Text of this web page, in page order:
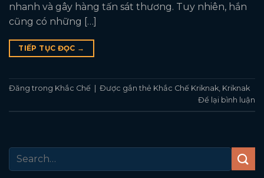
nhanh và gây hàng tấn sát thương. Tuy nhiên, hắn
cũng có những […]
TIẾP TỤC ĐỌC →
Đăng trong Khắc Chế Được gắn thẻ Khắc Chế Kriknak, Kriknak
Để lại bình luận